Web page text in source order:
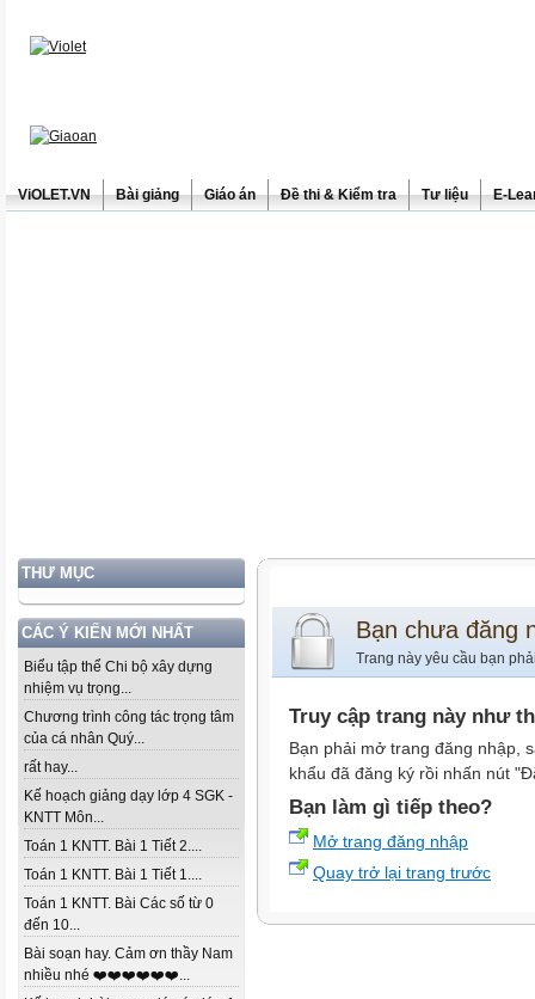
ViOLET.VN Bài giảng Giáo án Đề thi & Kiểm tra Tư liệu E-
THƯ MỤC
CÁC Ý KIẾN MỚI NHẤT
Biểu tập thể Chi bộ xây dựng
nhiệm vụ trọng...
Chương trình công tác trọng tâm
của cá nhân Quý...
rất hay...
Kế hoạch giảng dạy lớp 4 SGK -
KNTT Môn...
Toán 1 KNTT. Bài 1 Tiết 2....
Toán 1 KNTT. Bài 1 Tiết 1....
Toán 1 KNTT. Bài Các số từ 0
đến 10...
Bài soạn hay. Cảm ơn thầy Nam
nhiều nhé ❤️❤️❤️❤️❤️❤️...
Bạn chưa đăng
Trang này yêu cầu bạn
Truy cập trang này như
Bạn phải mở trang đăng nhập,
khẩu đã đăng ký rồi nhấn nút
Bạn làm gì tiếp theo?
Mở trang đăng nhập
Quay trở lại trang trước